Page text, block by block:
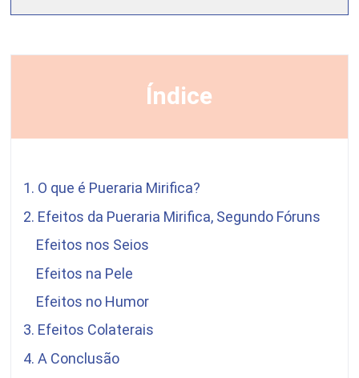
Índice
1. O que é Pueraria Mirifica?
2. Efeitos da Pueraria Mirifica, Segundo Fóruns
Efeitos nos Seios
Efeitos na Pele
Efeitos no Humor
3. Efeitos Colaterais
4. A Conclusão